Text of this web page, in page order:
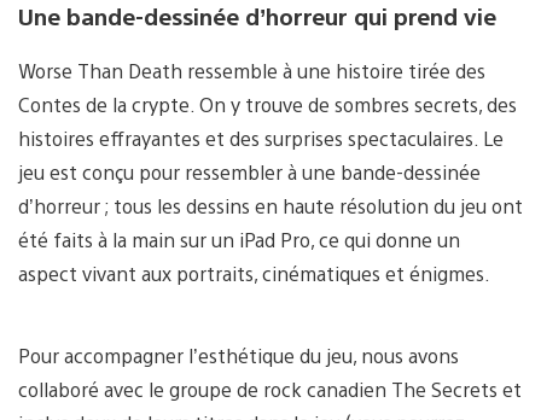
Une bande-dessinée d’horreur qui prend vie
Worse Than Death ressemble à une histoire tirée des
Contes de la crypte. On y trouve de sombres secrets, des
histoires effrayantes et des surprises spectaculaires. Le
jeu est conçu pour ressembler à une bande-dessinée
d’horreur ; tous les dessins en haute résolution du jeu ont
été faits à la main sur un iPad Pro, ce qui donne un
aspect vivant aux portraits, cinématiques et énigmes.
Pour accompagner l’esthétique du jeu, nous avons
collaboré avec le groupe de rock canadien The Secrets et